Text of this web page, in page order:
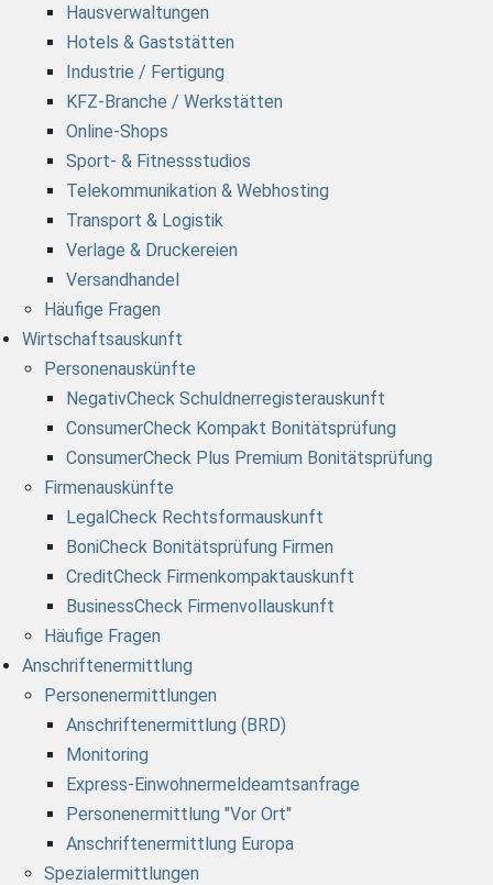
Hausverwaltungen
Hotels & Gaststätten
Industrie / Fertigung
KFZ-Branche / Werkstätten
Online-Shops
Sport- & Fitnessstudios
Telekommunikation & Webhosting
Transport & Logistik
Verlage & Druckereien
Versandhandel
Häufige Fragen
Wirtschaftsauskunft
Personenauskünfte
NegativCheck Schuldnerregisterauskunft
ConsumerCheck Kompakt Bonitätsprüfung
ConsumerCheck Plus Premium Bonitätsprüfung
Firmenauskünfte
LegalCheck Rechtsformauskunft
BoniCheck Bonitätsprüfung Firmen
CreditCheck Firmenkompaktauskunft
BusinessCheck Firmenvollauskunft
Häufige Fragen
Anschriftenermittlung
Personenermittlungen
Anschriftenermittlung (BRD)
Monitoring
Express-Einwohnermeldeamtsanfrage
Personenermittlung "Vor Ort"
Anschriftenermittlung Europa
Spezialermittlungen